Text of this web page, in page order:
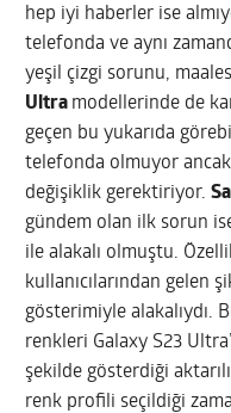
hep iyi haberler ise
telefonda ve aynı
yeşil çizgi sorunu,
Ultra modellerinde de
geçen bu yukarıda
telefonda olmuyor ancak
değişiklik gerektiriyor.
gündem olan ilk sorun
ile alakalı olmuştu.
kullanıcılarından gelen
gösterimiyle alakalıydı.
renkleri Galaxy S23
şekilde gösterdiği
renk profili seçildiği